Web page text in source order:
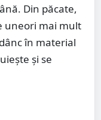
Din păcate,
uneori mai mult
în material
și se